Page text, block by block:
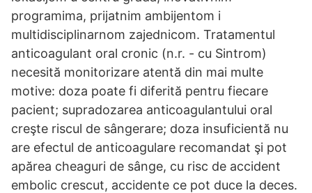
programima, prijatnim ambijentom i
multidisciplinarnom zajednicom. Tratamentul
anticoagulant oral cronic (n.r. - cu Sintrom)
necesită monitorizare atentă din mai multe
motive: doza poate fi diferită pentru fiecare
pacient; supradozarea anticoagulantului oral
creşte riscul de sângerare; doza insuficientă nu
are efectul de anticoagulare recomandat şi pot
apărea cheaguri de sânge, cu risc de accident
embolic crescut, accidente ce pot duce la deces.